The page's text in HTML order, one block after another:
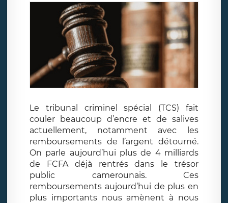
Le tribunal criminel spécial (TCS) fait
couler beaucoup d’encre et de salives
actuellement, notamment avec les
remboursements de l’argent détourné.
On parle aujourd’hui plus de 4 milliards
de FCFA déjà rentrés dans le trésor
public camerounais. Ces
remboursements aujourd’hui de plus en
plus importants nous amènent à nous